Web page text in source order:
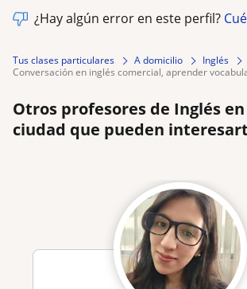
¿Hay algún error en este perfil?
Tus clases particulares A domicilio Inglés
conversación en inglés comercial, aprender
Otros profesores de Inglés
ciudad que pueden